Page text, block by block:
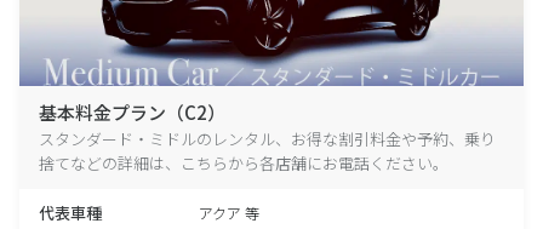
基本料金プラン（C2）
スタンダード・ミドルのレンタル、お得な割引料金や予約、乗り
捨てなどの詳細は、こちらから各店舗にお電話ください。
代表車種 アクア 等